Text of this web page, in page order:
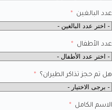
عدد البالغين
عدد الأطفال
هل تم حجز تذاكر الطيران؟
الاسم الكامل